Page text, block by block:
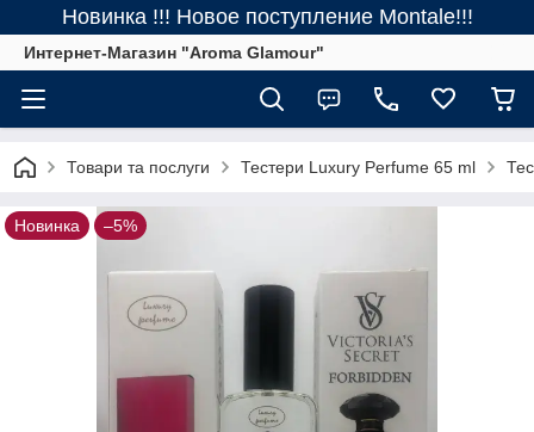
Новинка !!! Новое поступление Montale!!!
Интернет-Магазин "Aroma Glamour"
Товари та послуги Тестери Luxury Perfume 65 ml
Новинка –5%